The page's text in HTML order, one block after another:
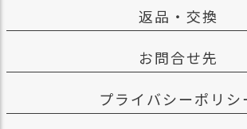
返品・交換
お問合せ先
プライバシーポリシ